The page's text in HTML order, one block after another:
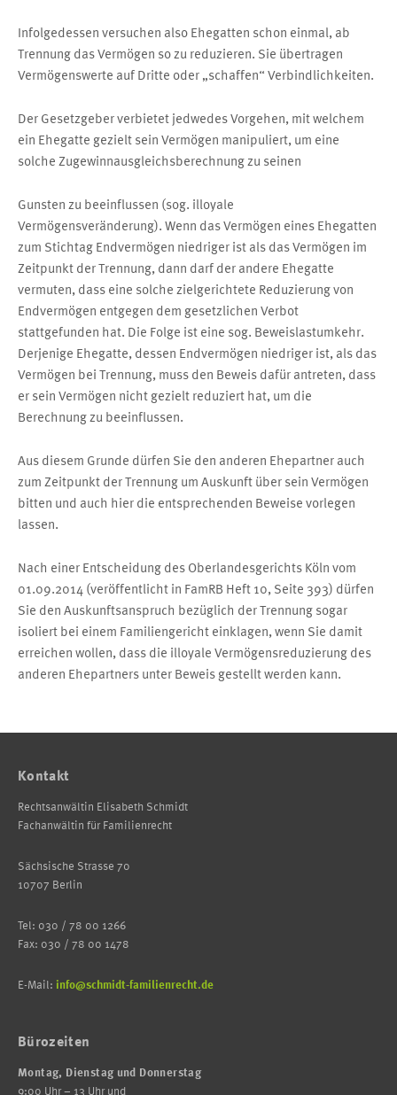
Infolgedessen versuchen also Ehegatten schon einmal, ab
Trennung das Vermögen so zu reduzieren. Sie übertragen
Vermögenswerte auf Dritte oder „schaffen“ Verbindlichkeiten.
Der Gesetzgeber verbietet jedwedes Vorgehen, mit welchem
ein Ehegatte gezielt sein Vermögen manipuliert, um eine
solche Zugewinnausgleichsberechnung zu seinen
Gunsten zu beeinflussen (sog. illoyale
Vermögensveränderung). Wenn das Vermögen eines Ehegatten
zum Stichtag Endvermögen niedriger ist als das Vermögen im
Zeitpunkt der Trennung, dann darf der andere Ehegatte
vermuten, dass eine solche zielgerichtete Reduzierung von
Endvermögen entgegen dem gesetzlichen Verbot
stattgefunden hat. Die Folge ist eine sog. Beweislastumkehr.
Derjenige Ehegatte, dessen Endvermögen niedriger ist, als das
Vermögen bei Trennung, muss den Beweis dafür antreten, dass
er sein Vermögen nicht gezielt reduziert hat, um die
Berechnung zu beeinflussen.
Aus diesem Grunde dürfen Sie den anderen Ehepartner auch
zum Zeitpunkt der Trennung um Auskunft über sein Vermögen
bitten und auch hier die entsprechenden Beweise vorlegen
lassen.
Nach einer Entscheidung des Oberlandesgerichts Köln vom
01.09.2014 (veröffentlicht in FamRB Heft 10, Seite 393) dürfen
Sie den Auskunftsanspruch bezüglich der Trennung sogar
isoliert bei einem Familiengericht einklagen, wenn Sie damit
erreichen wollen, dass die illoyale Vermögensreduzierung des
anderen Ehepartners unter Beweis gestellt werden kann.
Kontakt
Rechtsanwältin Elisabeth Schmidt
Fachanwältin für Familienrecht
Sächsische Strasse 70
10707 Berlin
Tel: 030 / 78 00 1266
Fax: 030 / 78 00 1478
E-Mail: info@schmidt-familienrecht.de
Bürozeiten
Montag, Dienstag und Donnerstag
9:00 Uhr – 13 Uhr und